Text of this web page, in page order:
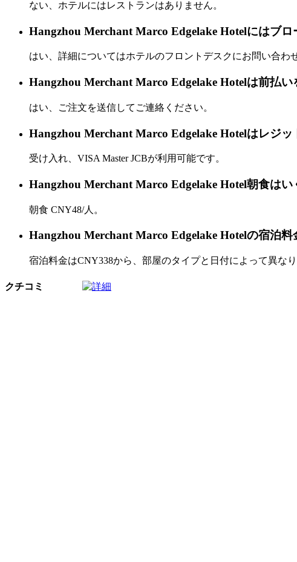
ない、ホテルにはレストランはありません。
Hangzhou Merchant Marco Edgelake Hotelにはブ
はい、詳細についてはホテルのフロントデスクにお問い合わ
Hangzhou Merchant Marco Edgelake Hotelは前払い
はい、ご注文を送信してご連絡ください。
Hangzhou Merchant Marco Edgelake Hotelはレジ
受け入れ、VISA Master JCBが利用可能です。
Hangzhou Merchant Marco Edgelake Hotel朝食はい
朝食 CNY48/人。
Hangzhou Merchant Marco Edgelake Hotelの宿泊料
宿泊料金はCNY338から、部屋のタイプと日付によって異なり
クチコミ